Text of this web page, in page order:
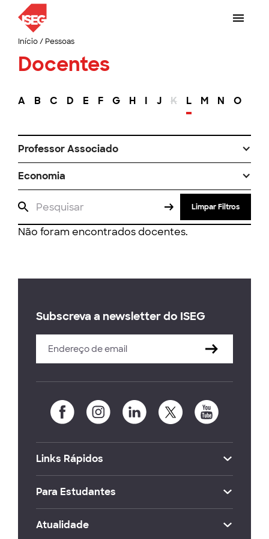
Início/ Pessoas
Docentes
A B C D E F G H I J K L M N O
Professor Associado
Economia
Limpar Filtros
Não foram encontrados docentes.
Subscreva a newsletter do ISEG
Links Rápidos
Para Estudantes
Atualidade